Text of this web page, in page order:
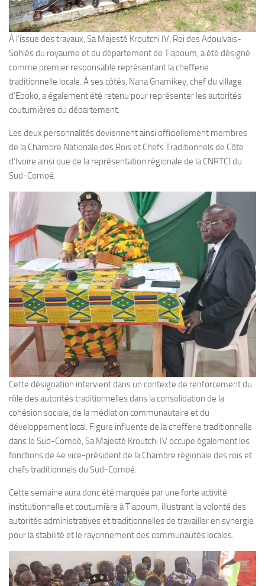
À l’issue des travaux, Sa Majesté Kroutchi IV, Roi des Adoulvais-
Sohiés du royaume et du département de Tiapoum, a été désigné
comme premier responsable représentant la chefferie
traditionnelle locale. À ses côtés, Nana Gnamikey, chef du village
d’Eboko, a également été retenu pour représenter les autorités
coutumières du département.
Les deux personnalités deviennent ainsi officiellement membres
de la Chambre Nationale des Rois et Chefs Traditionnels de Côte
d’Ivoire ainsi que de la représentation régionale de la CNRTCI du
Sud-Comoé.
Cette désignation intervient dans un contexte de renforcement du
rôle des autorités traditionnelles dans la consolidation de la
cohésion sociale, de la médiation communautaire et du
développement local. Figure influente de la chefferie traditionnelle
dans le Sud-Comoé, Sa Majesté Kroutchi IV occupe également les
fonctions de 4e vice-président de la Chambre régionale des rois et
chefs traditionnels du Sud-Comoé.
Cette semaine aura donc été marquée par une forte activité
institutionnelle et coutumière à Tiapoum, illustrant la volonté des
autorités administratives et traditionnelles de travailler en synergie
pour la stabilité et le rayonnement des communautés locales.